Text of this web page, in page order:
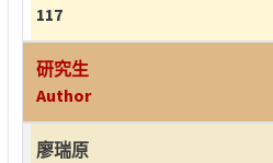
117
研究生
Author
廖瑞原